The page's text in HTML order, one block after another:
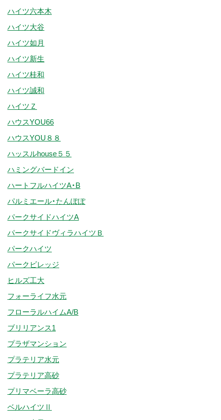
ハイツ六本木
ハイツ大谷
ハイツ如月
ハイツ新生
ハイツ桂和
ハイツ誠和
ハイツＺ
ハウスYOU66
ハウスYOU８８
ハッスルhouse５５
ハミングバードイン
ハートフルハイツA・B
パルミエール・たんぽぽ
パークサイドハイツA
パークサイドヴィラハイツＢ
パークハイツ
パークビレッジ
ヒルズ工大
フォーライフ水元
フローラルハイムA/B
ブリリアンス1
プラザマンション
プラテリア水元
プラテリア高砂
プリマベーラ高砂
ベルハイツⅡ